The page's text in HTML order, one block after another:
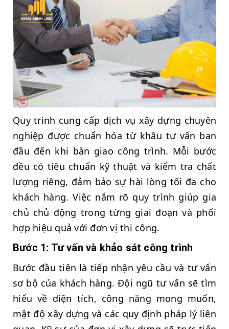
Quy trình cung cấp dịch vụ xây dựng chuyên
nghiệp được chuẩn hóa từ khâu tư vấn ban
đầu đến khi bàn giao công trình. Mỗi bước
đều có tiêu chuẩn kỹ thuật và kiểm tra chất
lượng riêng, đảm bảo sự hài lòng tối đa cho
khách hàng. Việc nắm rõ quy trình giúp gia
chủ chủ động trong từng giai đoạn và phối
hợp hiệu quả với đơn vị thi công.
Bước 1: Tư vấn và khảo sát công trình
Bước đầu tiên là tiếp nhận yêu cầu và tư vấn
sơ bộ của khách hàng. Đội ngũ tư vấn sẽ tìm
hiểu về diện tích, công năng mong muốn,
mật độ xây dựng và các quy định pháp lý liên